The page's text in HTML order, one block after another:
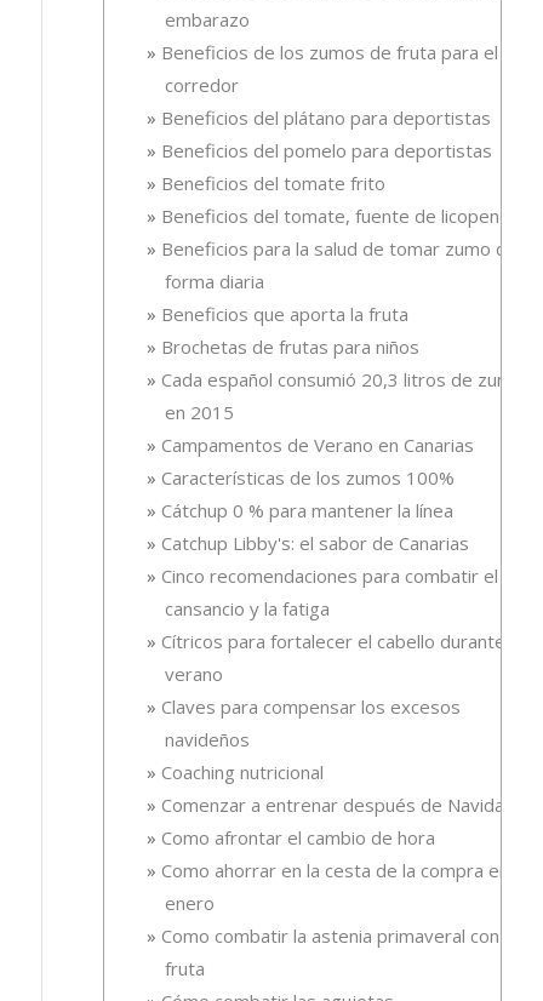
embarazo
Beneficios de los zumos de fruta para el
corredor
Beneficios del plátano para deportistas
Beneficios del pomelo para deportistas
Beneficios del tomate frito
Beneficios del tomate, fuente de licopeno
Beneficios para la salud de tomar zumo de
forma diaria
Beneficios que aporta la fruta
Brochetas de frutas para niños
Cada español consumió 20,3 litros de zumo
en 2015
Campamentos de Verano en Canarias
Características de los zumos 100%
Cátchup 0 % para mantener la línea
Catchup Libby's: el sabor de Canarias
Cinco recomendaciones para combatir el
cansancio y la fatiga
Cítricos para fortalecer el cabello durante el
verano
Claves para compensar los excesos
navideños
Coaching nutricional
Comenzar a entrenar después de Navidad
Como afrontar el cambio de hora
Como ahorrar en la cesta de la compra en
enero
Como combatir la astenia primaveral con
fruta